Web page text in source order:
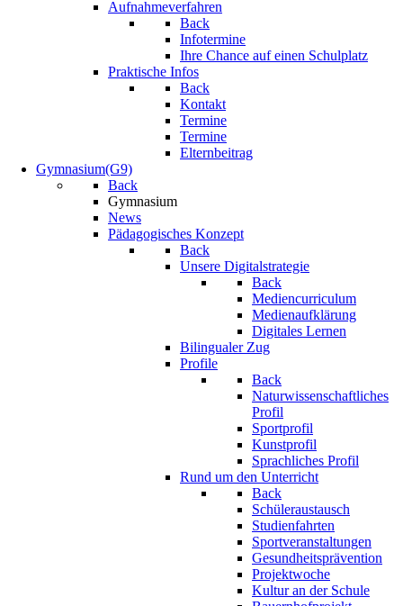
Aufnahmeverfahren
Back
Infotermine
Ihre Chance auf einen Schulplatz
Praktische Infos
Back
Kontakt
Termine
Termine
Elternbeitrag
Gymnasium(G9)
Back
Gymnasium
News
Pädagogisches Konzept
Back
Unsere Digitalstrategie
Back
Mediencurriculum
Medienaufklärung
Digitales Lernen
Bilingualer Zug
Profile
Back
Naturwissenschaftliches
Profil
Sportprofil
Kunstprofil
Sprachliches Profil
Rund um den Unterricht
Back
Schüleraustausch
Studienfahrten
Sportveranstaltungen
Gesundheitsprävention
Projektwoche
Kultur an der Schule